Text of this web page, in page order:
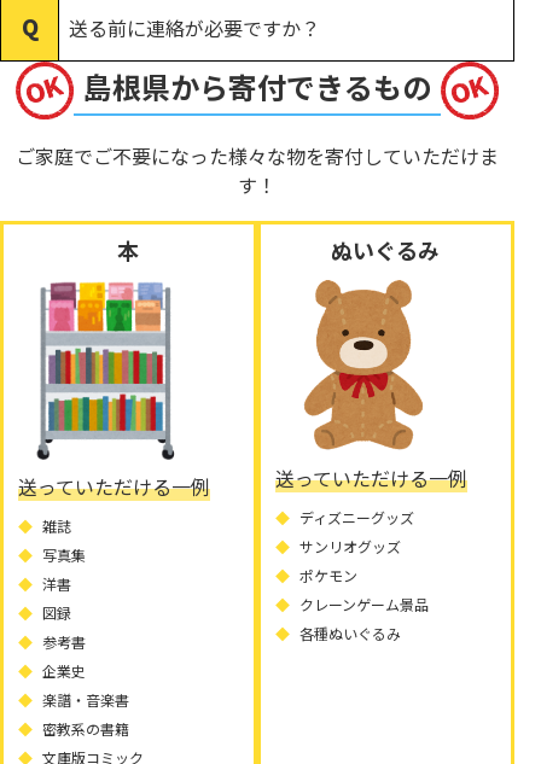
送る前に連絡が必要ですか？
島根県から寄付できるもの
ご家庭でご不要になった様々な物を寄付していただけま
す！
本
送っていただける一例
雑誌
写真集
洋書
図録
参考書
企業史
楽譜・音楽書
密教系の書籍
文庫版コミック
ぬいぐるみ
送っていただける一例
ディズニーグッズ
サンリオグッズ
ポケモン
クレーンゲーム景品
各種ぬいぐるみ